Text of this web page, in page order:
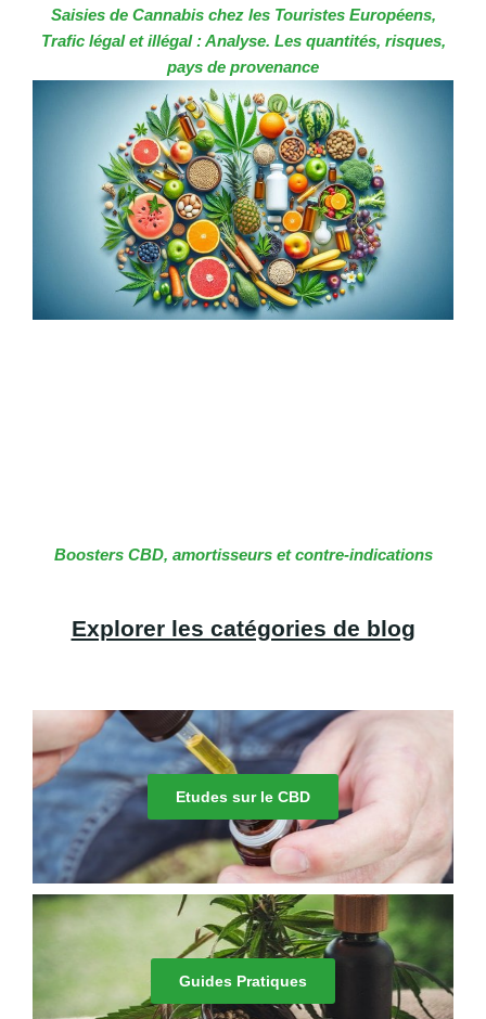
Saisies de Cannabis chez les Touristes Européens,
Trafic légal et illégal : Analyse. Les quantités, risques,
pays de provenance
Boosters CBD, amortisseurs et contre-indications
Explorer les catégories de blog
Etudes sur le CBD
Guides Pratiques